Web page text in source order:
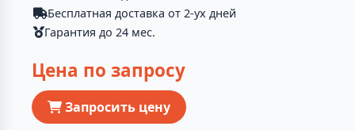
Бесплатная доставка от 2-ух дней
Гарантия до 24 мес.
Цена по запросу
Запросить цену